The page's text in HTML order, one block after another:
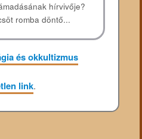
hírvivője?
romba döntő...
és okkultizmus
link.